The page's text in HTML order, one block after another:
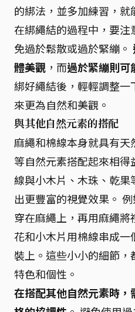
的綁法，並多加練習，就
在綁繩結的過程中，要注
免過於鬆散或過於緊繃。
體美觀 ，而過於緊繃則可
綁好繩結後，輕輕調整
來更為自然和美觀。
與其他自然元素的搭配
麻繩和棉線本身就具有
等自然元素搭配起來相
線與小木片、木珠、乾
出更豐富的視覺效果。
穿在麻繩上，再用麻繩
花和小木片用棉線串成
裝上。這些小小的細節
特色和個性。
在搭配其他自然元素時